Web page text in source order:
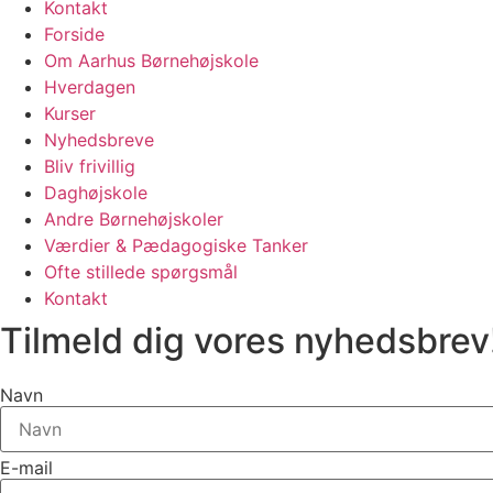
Kontakt
Forside
Om Aarhus Børnehøjskole
Hverdagen
Kurser
Nyhedsbreve
Bliv frivillig
Daghøjskole
Andre Børnehøjskoler
Værdier & Pædagogiske Tanker
Ofte stillede spørgsmål
Kontakt
Tilmeld dig vores
Navn
E-mail